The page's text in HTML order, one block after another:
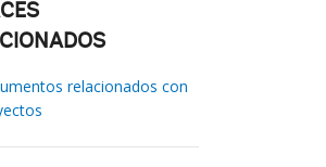
relacionados con